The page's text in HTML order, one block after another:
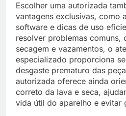
Escolher uma autorizada
vantagens exclusivas, como
software e dicas de uso
resolver problemas comuns,
secagem e vazamentos, o
especializado proporciona
desgaste prematuro das
autorizada oferece ainda
correto da lava e seca,
vida útil do aparelho e evitar